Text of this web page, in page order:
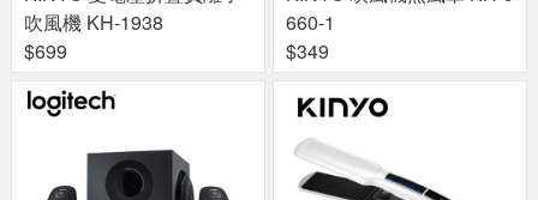
吹風機 KH-1938
$699
660-1
$349